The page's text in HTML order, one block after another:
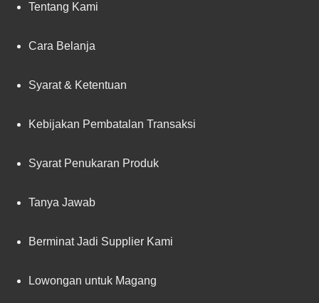
Tentang Kami
Cara Belanja
Syarat & Ketentuan
Kebijakan Pembatalan Transaksi
Syarat Penukaran Produk
Tanya Jawab
Berminat Jadi Supplier Kami
Lowongan untuk Magang